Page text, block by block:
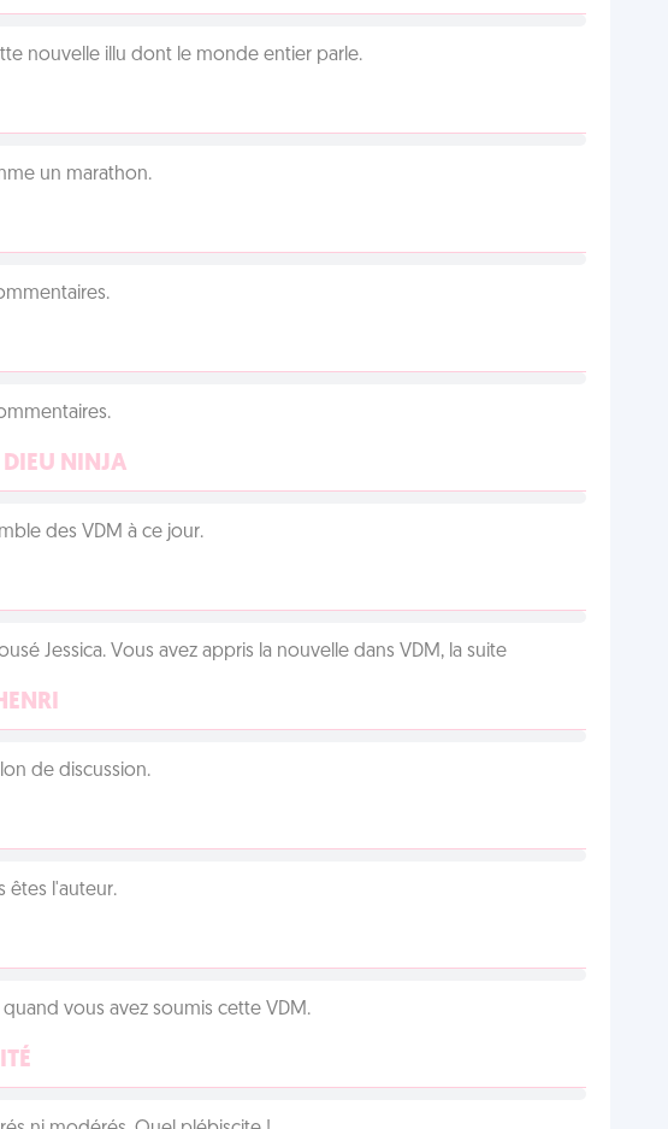
nouvelle illu dont le monde entier parle.
un marathon.
NINJA
des VDM à ce jour.
Jessica. Vous avez appris la nouvelle dans VDM, la suite
de discussion.
êtes l'auteur.
vous avez soumis cette VDM.